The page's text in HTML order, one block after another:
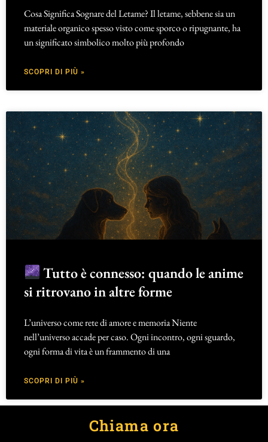
Cosa Significa Sognare del Letame? Il letame, sebbene sia un
materiale organico spesso visto come sporco o ripugnante, ha
un significato simbolico molto più profondo
SCOPRI DI PIÙ »
Tutto è connesso: quando le anime
si ritrovano in altre forme
L’universo come rete di amore e memoria Niente
nell’universo accade per caso. Ogni incontro, ogni sguardo,
ogni forma di vita è un frammento di una
SCOPRI DI PIÙ »
Chiama ora